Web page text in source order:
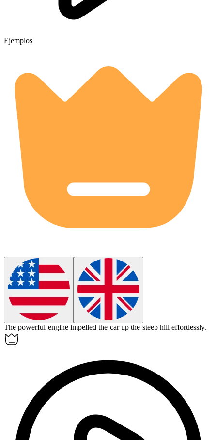
Ejemplos
The powerful engine impelled the car up the steep hill effortlessly.